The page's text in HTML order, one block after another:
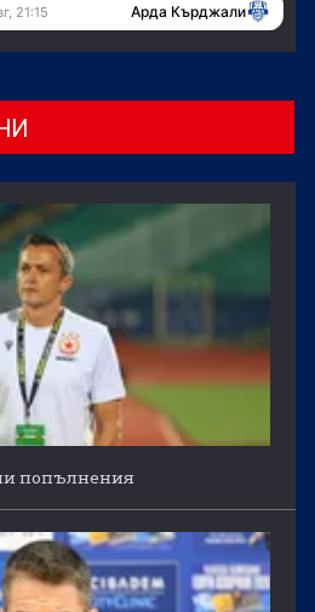
21:15 Арда Кърджали
попълнения